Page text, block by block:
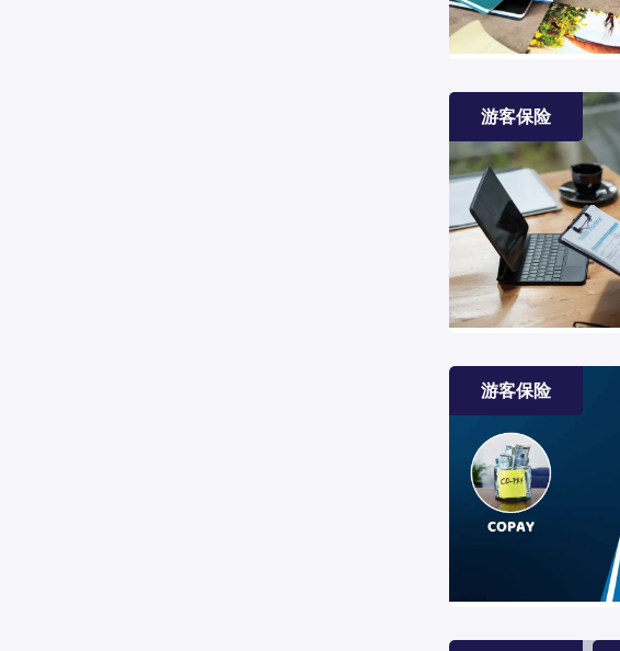
游客保险
游客保险